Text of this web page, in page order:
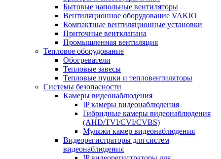
Бытовые напольные вентиляторы
Вентиляционное оборудование VAKIO
Компактные вентиляционные установки
Приточные вентклапана
Промышленная вентиляция
Тепловое оборудование
Обогреватели
Тепловые завесы
Тепловые пушки и тепловентиляторы
Системы безопасности
Камеры видеонаблюдения
IP камеры видеонаблюдения
Гибридные камеры видеонаблюдения
(AHD/TVI/CVI/CVBS)
Муляжи камер видеонаблюдения
Видеорегистраторы для систем
видеонаблюдения